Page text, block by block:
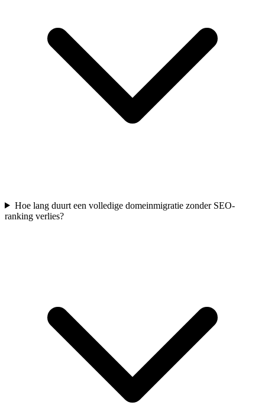
Hoe lang duurt een volledige domeinmigratie zonder SEO-
ranking verlies?